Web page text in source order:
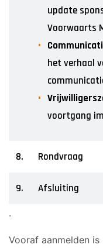
update
Voorwaarts
het verhaal
voortgang
8. Rondvraag
9. Afsluiting
.
Vooraf aanmelden is